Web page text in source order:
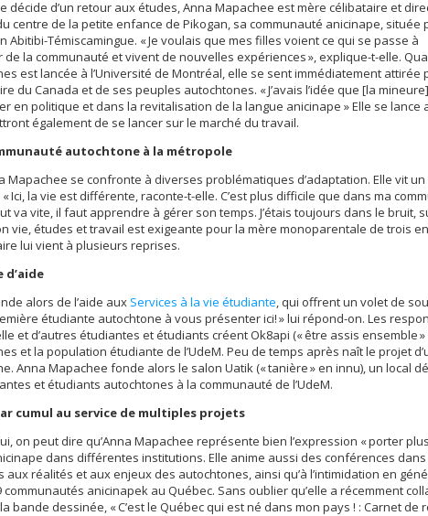
décide d’un retour aux études, Anna Mapachee est mère célibataire et
centre de la petite enfance de Pikogan, sa communauté anicinape, située
Abitibi-Témiscamingue. « Je voulais que mes filles voient ce qui se passe à
de la communauté et vivent de nouvelles expériences », explique-t-elle.
est lancée à l’Université de Montréal, elle se sent immédiatement
du Canada et de ses peuples autochtones. « J’avais l’idée que [la
en politique et dans la revitalisation de la langue anicinape » Elle se
également de se lancer sur le marché du travail.
autochtone à la métropole
Mapachee se confronte à diverses problématiques d’adaptation. Elle vit
Ici, la vie est différente, raconte-t-elle. C’est plus difficile que dans ma
va vite, il faut apprendre à gérer son temps. J’étais toujours dans le bruit,
vie, études et travail est exigeante pour la mère monoparentale de trois
lui vient à plusieurs reprises.
d’aide
alors de l’aide aux Services à la vie étudiante , qui offrent un volet de
étudiante autochtone à vous présenter ici! » lui répond-on. Les
et d’autres étudiantes et étudiants créent Ok8api (« être assis ensemble
et la population étudiante de l’UdeM. Peu de temps après naît le projet
Anna Mapachee fonde alors le salon Uatik (« tanière » en innu), un local
et étudiants autochtones à la communauté de l’UdeM.
cumul au service de multiples projets
on peut dire qu’Anna Mapachee représente bien l’expression « porter
dans différentes institutions. Elle anime aussi des conférences
aux réalités et aux enjeux des autochtones, ainsi qu’à l’intimidation en
communautés anicinapek au Québec. Sans oublier qu’elle a récemment
la bande dessinée, « C’est le Québec qui est né dans mon pays ! : Carnet de